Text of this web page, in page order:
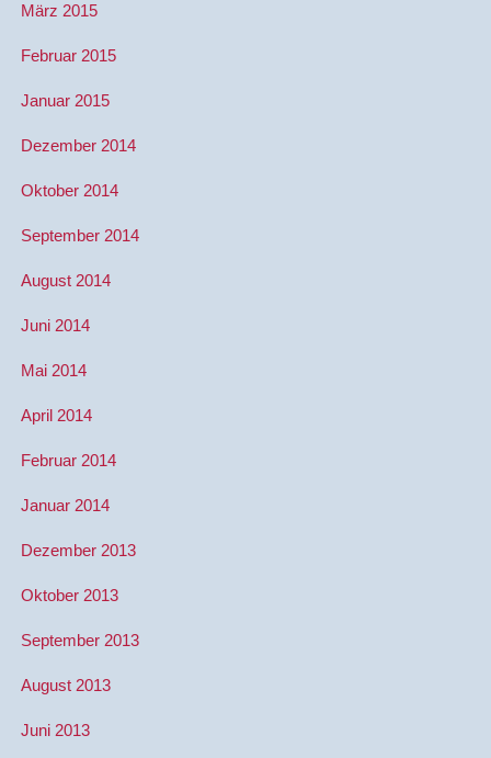
März 2015
Februar 2015
Januar 2015
Dezember 2014
Oktober 2014
September 2014
August 2014
Juni 2014
Mai 2014
April 2014
Februar 2014
Januar 2014
Dezember 2013
Oktober 2013
September 2013
August 2013
Juni 2013